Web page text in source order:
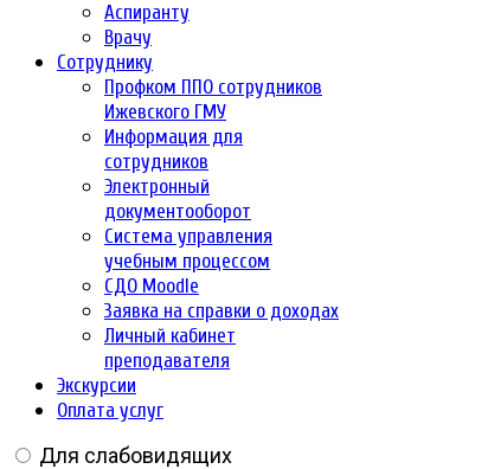
Аспиранту
Врачу
Сотруднику
Профком ППО сотрудников
Ижевского ГМУ
Информация для
сотрудников
Электронный
документооборот
Система управления
учебным процессом
СДО Moodle
Заявка на справки о доходах
Личный кабинет
преподавателя
Экскурсии
Оплата услуг
Для слабовидящих